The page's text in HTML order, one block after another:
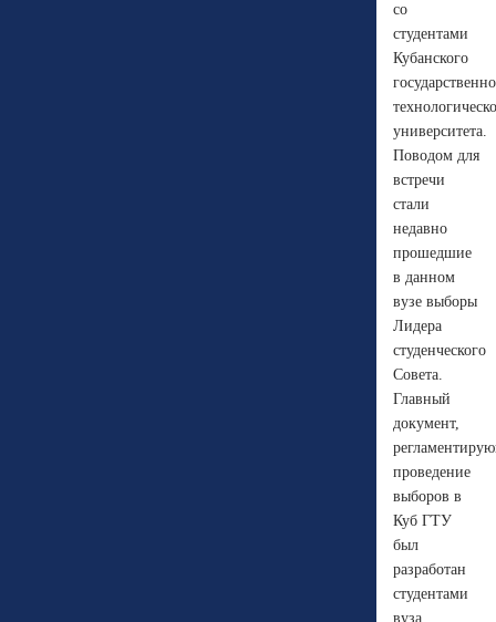
со
студентами
Кубанского
университета.
Поводом для
встречи
стали
недавно
прошедшие
в данном
вузе выборы
Лидера
студенческого
Совета.
Главный
документ,
проведение
выборов в
Куб ГТУ
был
разработан
студентами
вуза